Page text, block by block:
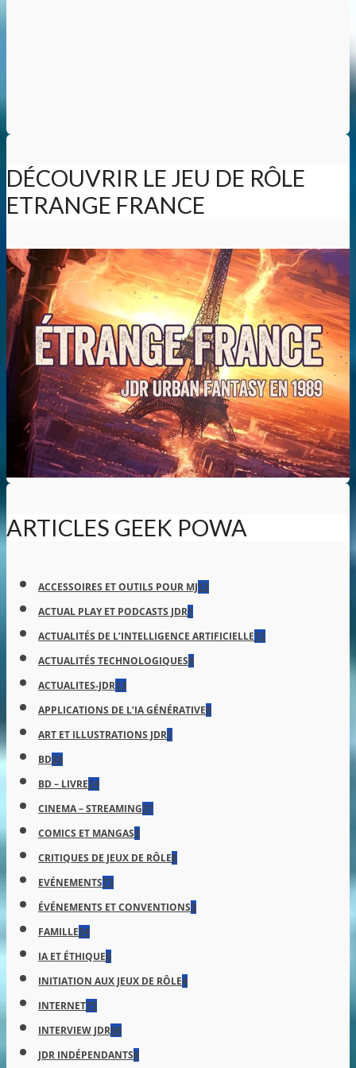
DÉCOUVRIR LE JEU DE RÔLE
ETRANGE FRANCE
ARTICLES GEEK POWA
ACCESSOIRES ET OUTILS POUR MJ12
ACTUAL PLAY ET PODCASTS JDR1
ACTUALITÉS DE L’INTELLIGENCE ARTIFICIELLE12
ACTUALITÉS TECHNOLOGIQUES9
ACTUALITES-JDR13
APPLICATIONS DE L’IA GÉNÉRATIVE9
ART ET ILLUSTRATIONS JDR1
BD38
BD – LIVRE24
CINEMA – STREAMING37
COMICS ET MANGAS3
CRITIQUES DE JEUX DE RÔLE8
EVÉNEMENTS73
ÉVÉNEMENTS ET CONVENTIONS3
FAMILLE54
IA ET ÉTHIQUE6
INITIATION AUX JEUX DE RÔLE4
INTERNET75
INTERVIEW JDR68
JDR INDÉPENDANTS6